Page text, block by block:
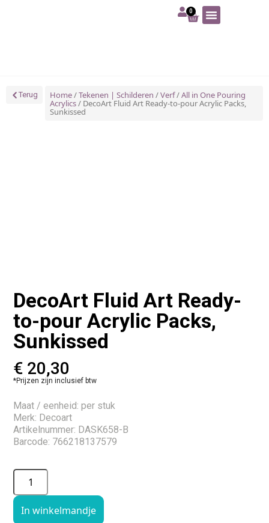
0
Terug Home/Tekenen | Schilderen /Verf/All in One Pouring
Acrylics/ DecoArt Fluid Art Ready-to-pour Acrylic Packs,
Sunkissed
DecoArt Fluid Art Ready-
to-pour Acrylic Packs,
Sunkissed
€ 20,30
*Prijzen zijn inclusief btw
Maat / eenheid: per stuk
Merk: Decoart
Artikelnummer: DASK658-B
Barcode: 766218137579
In winkelmandje